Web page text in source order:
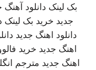
بک لینک دانلود آهنگ
جدید خرید بک لینک
دانلود اهنگ جدید
اهنگ جدید خرید
اهنگ جدید مترجم